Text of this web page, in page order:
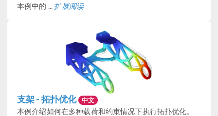
本例中的 ... 扩展阅读
支架 - 拓扑优化 中文
本例介绍如何在多种载荷和约束情况下执行拓扑优化。